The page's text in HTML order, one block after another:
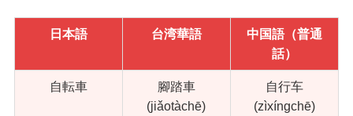
日本語 台湾華語
中国語（普通
話）
自転車
腳踏車
(jiǎotàchē)
自行车
(zìxíngchē)